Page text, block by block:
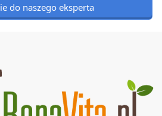
do naszego eksperta